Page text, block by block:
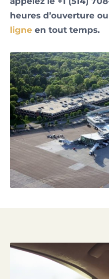
heures d’ouverture ou
ligneen tout temps.